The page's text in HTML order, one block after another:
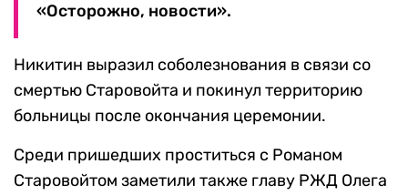
«Осторожно, новости».
Никитин выразил соболезнования в связи со
смертью Старовойта и покинул территорию
больницы после окончания церемонии.
Среди пришедших проститься с Романом
Старовойтом заметили также главу РЖД Олега